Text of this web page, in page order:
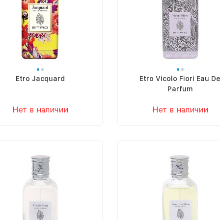
Etro Jacquard
Нет в наличии
Etro Vicolo Fiori Eau De
Parfum
Нет в наличии